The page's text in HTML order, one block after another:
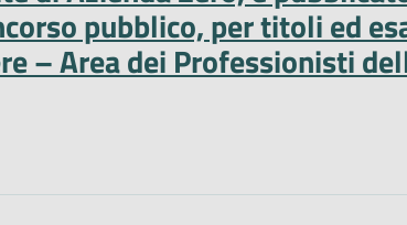
pubblico, per titoli ed
– Area dei Professionisti